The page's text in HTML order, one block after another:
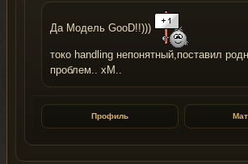
Да Модель GooD!!)))
токо handling непонятный,поставил
проблем.. хМ..
Профиль